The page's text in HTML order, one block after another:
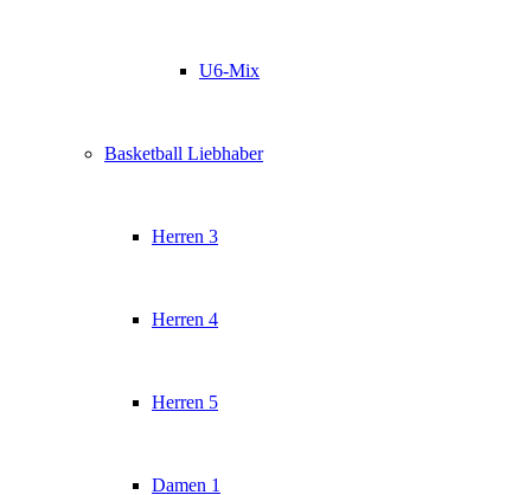
U6-Mix
Basketball Liebhaber
Herren 3
Herren 4
Herren 5
Damen 1